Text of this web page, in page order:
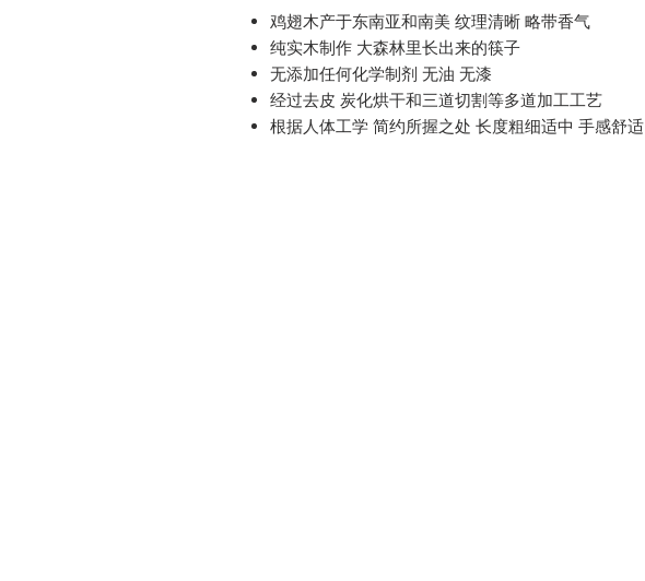
鸡翅木产于东南亚和南美 纹理清晰 略带香气
纯实木制作 大森林里长出来的筷子
无添加任何化学制剂 无油 无漆
经过去皮 炭化烘干和三道切割等多道加工工艺
根据人体工学 简约所握之处 长度粗细适中 手感舒适